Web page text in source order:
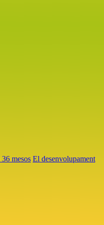
mesos El desenvolupament